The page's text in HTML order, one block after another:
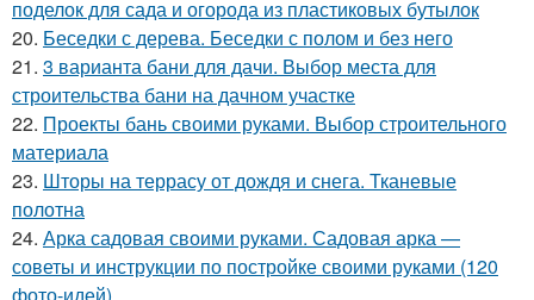
поделок для сада и огорода из пластиковых бутылок
20. Беседки с дерева. Беседки с полом и без него
21. 3 варианта бани для дачи. Выбор места для
строительства бани на дачном участке
22. Проекты бань своими руками. Выбор строительного
материала
23. Шторы на террасу от дождя и снега. Тканевые
полотна
24. Арка садовая своими руками. Садовая арка —
советы и инструкции по постройке своими руками (120
фото-идей)